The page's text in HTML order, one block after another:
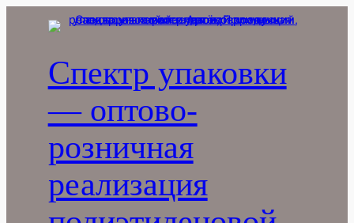
Перейти
Спектр упаковки
— оптово-
розничная
реализация